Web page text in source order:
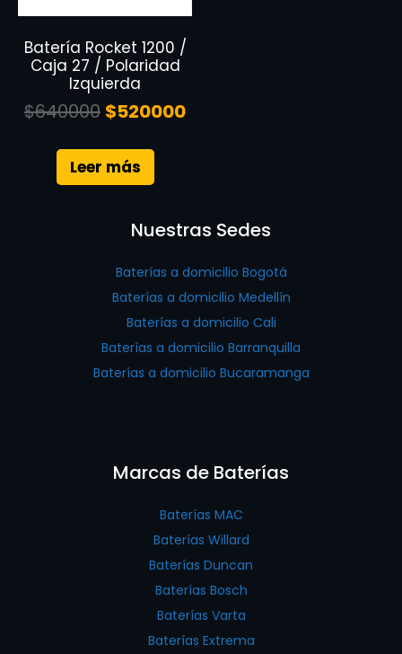
Batería Rocket 1200 /
Caja 27 / Polaridad
Izquierda
$640000 $520000
Leer más
Nuestras Sedes
Baterías a domicilio Bogotá
Baterías a domicilio Medellín
Baterías a domicilio Cali
Baterías a domicilio Barranquilla
Baterías a domicilio Bucaramanga
Marcas de Baterías
Baterías MAC
Baterías Willard
Baterías Duncan
Baterías Bosch
Baterías Varta
Baterías Extrema